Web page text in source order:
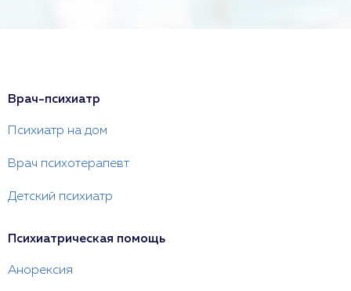
Врач-психиатр
Психиатр на дом
Врач психотерапевт
Детский психиатр
Психиатрическая помощь
Анорексия